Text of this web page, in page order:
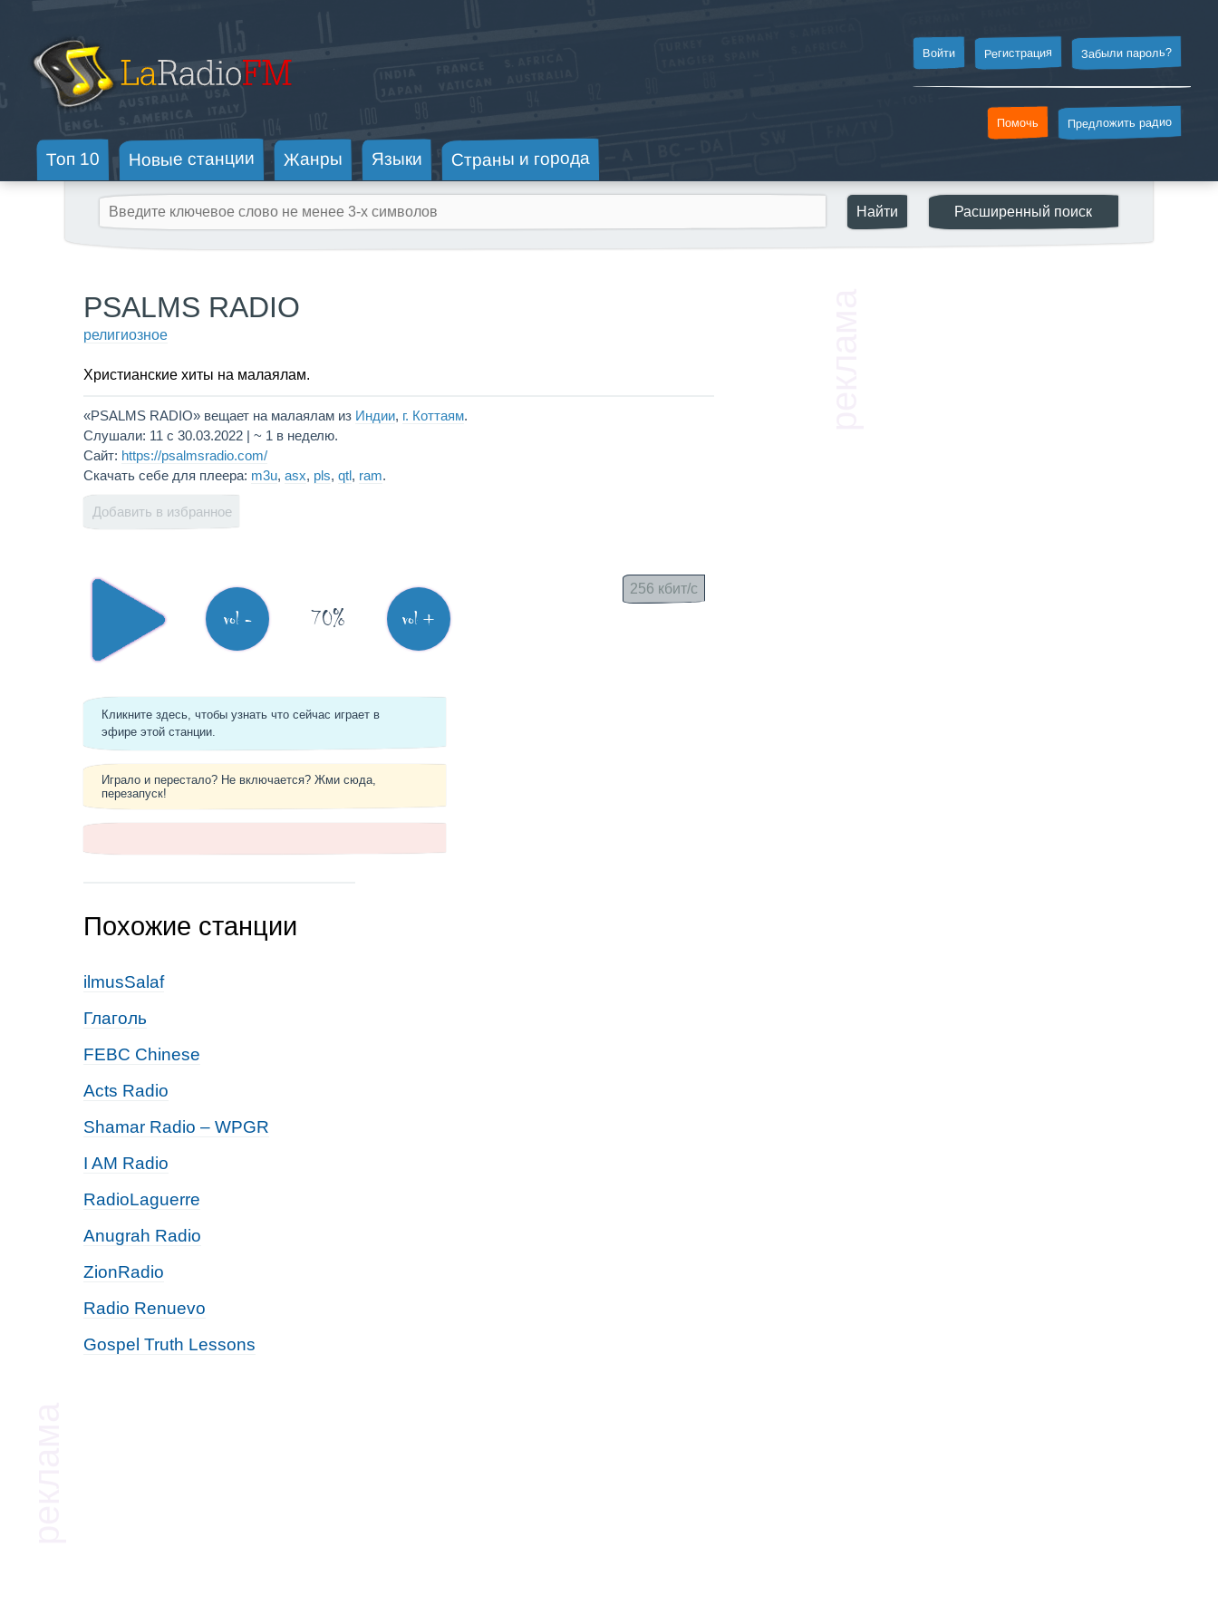
Забыли пароль?
Регистрация
Войти
Предложить радио
Помочь
Топ 10 Новые станции Жанры Языки Страны и города
PSALMS RADIO
религиозное
Христианские хиты на малаялам.
«PSALMS RADIO» вещает на малаялам из Индии, г. Коттаям.
Слушали: 11 с 30.03.2022 | ~ 1 в неделю.
Сайт: https://psalmsradio.com/
Скачать себе для плеера: m3u, asx, pls, qtl, ram.
Добавить в избранное
vol - 70% vol +
256 кбит/с
Кликните здесь, чтобы узнать что сейчас играет в
эфире этой станции.
Играло и перестало? Не включается? Жми сюда,
перезапуск!
Похожие станции
ilmusSalaf
Глаголь
FEBC Chinese
Acts Radio
Shamar Radio – WPGR
I AM Radio
RadioLaguerre
Anugrah Radio
ZionRadio
Radio Renuevo
Gospel Truth Lessons